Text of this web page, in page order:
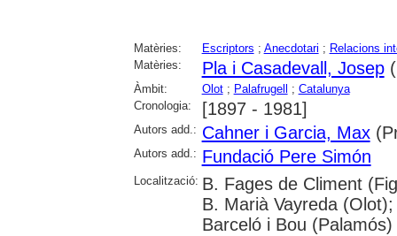
Matèries: Escriptors ; Anecdotari ; Relacions
Matèries:
Pla i Casadevall, Josep
Àmbit: Olot; Palafrugell ; Catalunya
Cronologia:
[1897 - 1981]
Autors add.: Cahner i Garcia, Max
Autors add.: Fundació Pere Simón
Localització: B. Fages de Climent
B. Marià Vayreda
Barceló i Bou (Palamós)